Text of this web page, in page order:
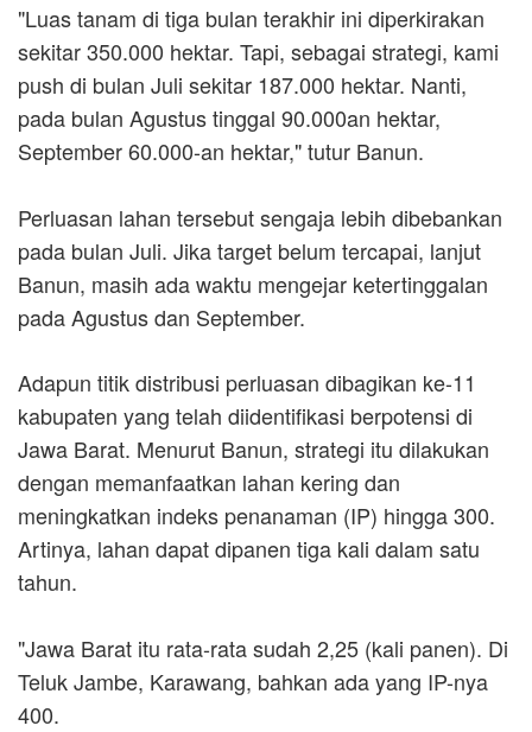
"Luas tanam di tiga bulan terakhir ini diperkirakan
sekitar 350.000 hektar. Tapi, sebagai strategi, kami
push di bulan Juli sekitar 187.000 hektar. Nanti,
pada bulan Agustus tinggal 90.000an hektar,
September 60.000-an hektar," tutur Banun.
Perluasan lahan tersebut sengaja lebih dibebankan
pada bulan Juli. Jika target belum tercapai, lanjut
Banun, masih ada waktu mengejar ketertinggalan
pada Agustus dan September.
Adapun titik distribusi perluasan dibagikan ke-11
kabupaten yang telah diidentifikasi berpotensi di
Jawa Barat. Menurut Banun, strategi itu dilakukan
dengan memanfaatkan lahan kering dan
meningkatkan indeks penanaman (IP) hingga 300.
Artinya, lahan dapat dipanen tiga kali dalam satu
tahun.
"Jawa Barat itu rata-rata sudah 2,25 (kali panen). Di
Teluk Jambe, Karawang, bahkan ada yang IP-nya
400.